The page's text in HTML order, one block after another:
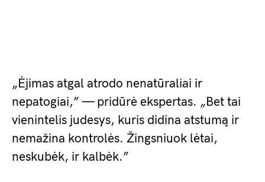
„Ėjimas atgal atrodo nenatūraliai ir
nepatogiai,” — pridūrė ekspertas. „Bet tai
vienintelis judesys, kuris didina atstumą ir
nemažina kontrolės. Žingsniuok lėtai,
neskubėk, ir kalbėk.”